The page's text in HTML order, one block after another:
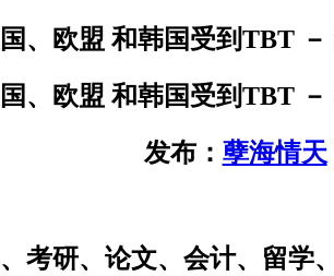
、欧盟 和韩国受到TBT －
、欧盟 和韩国受到TBT －
发布： 孽海情天
考研、论文、会计、留